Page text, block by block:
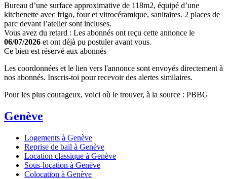
Bureau d’une surface approximative de 118m2, équipé d’une
kitchenette avec frigo, four et vitrocéramique, sanitaires. 2 places de
parc devant l’atelier sont incluses.
Vous avez du retard : Les abonnés ont reçu cette annonce le
06/07/2026 et ont déjà pu postuler avant vous.
Ce bien est réservé aux abonnés
Les coordonnées et le lien vers l'annonce sont envoyés directement à
nos abonnés. Inscris-toi pour recevoir des alertes similaires.
Pour les plus courageux, voici où le trouver, à la source : PBBG
Genève
Logements à Genève
Reprise de bail à Genève
Location classique à Genève
Sous-location à Genève
Colocation à Genève